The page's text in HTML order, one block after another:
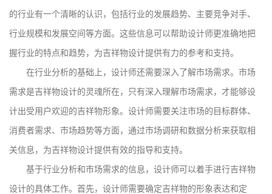
的行业有一个清晰的认识，包括行业的发展趋势、主要竞争对手、
行业规模和发展空间等方面。这些信息可以帮助设计师更准确地把
握行业的特点和趋势，为吉祥物设计提供有力的参考和支持。
在行业分析的基础上，设计师还需要深入了解市场需求。市场
需求是吉祥物设计的灵魂所在，只有深入理解市场需求，才能够设
计出受用户欢迎的吉祥物形象。设计师需要关注市场的目标群体、
消费者需求、市场趋势等方面，通过市场调研和数据分析来获取相
关信息，为吉祥物设计提供有效的指导和支持。
基于行业分析和市场需求的信息，设计师可以着手进行吉祥物
设计的具体工作。首先，设计师需要确定吉祥物的形象表达和定